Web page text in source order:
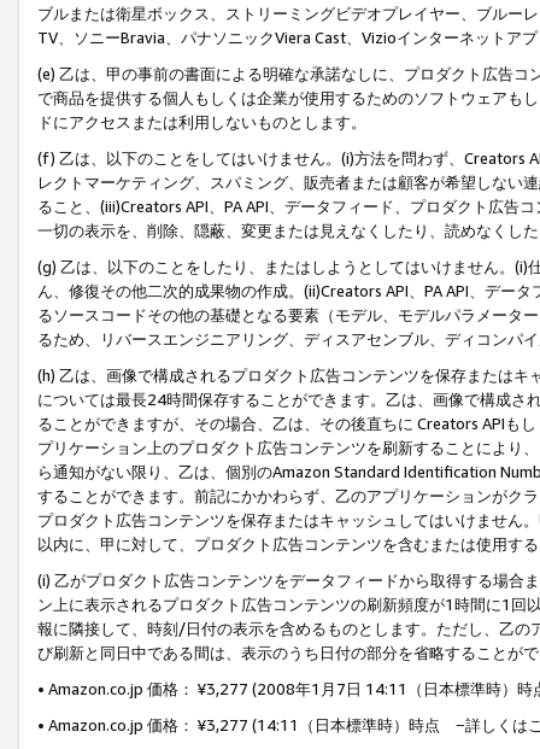
ブルまたは衛星ボックス、ストリーミングビデオプレイヤー、ブルー
TV、ソニーBravia、パナソニックViera Cast、Vizioインターネットア
(e) 乙は、甲の事前の書面による明確な承諾なしに、プロダクト広告
で商品を提供する個人もしくは企業が使用するためのソフトウェアも
ドにアクセスまたは利用しないものとします。
(f) 乙は、以下のことをしてはいけません。(i)方法を問わず、Creators
レクトマーケティング、スパミング、販売者または顧客が希望しない
ること、(iii)Creators API、PA API、データフィード、プロダクト広告
一切の表示を、削除、隠蔽、変更または見えなくしたり、読めなくし
(g) 乙は、以下のことをしたり、またはしようとしてはいけません。
ん、修復その他二次的成果物の作成。(ii)Creators API、PA API、デー
るソースコードその他の基礎となる要素（モデル、モデルパラメータ
るため、リバースエンジニアリング、ディスアセンブル、ディコンパ
(h) 乙は、画像で構成されるプロダクト広告コンテンツを保存または
については最長24時間保存することができます。乙は、画像で構成
ることができますが、その場合、乙は、その後直ちに Creators APIも
プリケーション上のプロダクト広告コンテンツを刷新することにより
ら通知がない限り、乙は、個別のAmazon Standard Identification
することができます。前記にかかわらず、乙のアプリケーションがク
プロダクト広告コンテンツを保存またはキャッシュしてはいけません
以内に、甲に対して、プロダクト広告コンテンツを含むまたは使用す
(i) 乙がプロダクト広告コンテンツをデータフィードから取得する場合
ン上に表示されるプロダクト広告コンテンツの刷新頻度が1時間に1
報に隣接して、時刻/日付の表示を含めるものとします。ただし、乙
び刷新と同日中である間は、表示のうち日付の部分を省略することが
• Amazon.co.jp 価格： ¥3,277 (2008年1月7日 14:11（日本標準時）
• Amazon.co.jp 価格： ¥3,277 (14:11（日本標準時）時点 −詳しくは